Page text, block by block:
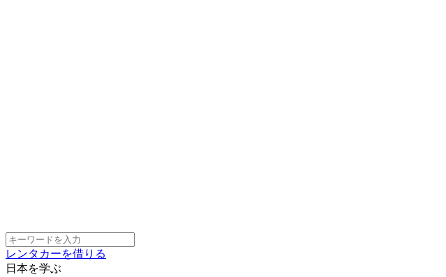
レンタカーを借りる
日本を学ぶ